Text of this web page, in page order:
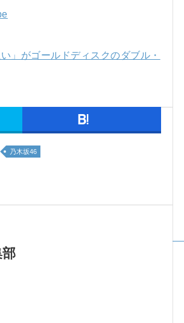
」がゴールドディスクのダブル・
乃木坂46